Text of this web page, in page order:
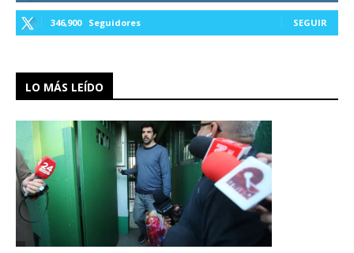
346,900 Seguidores SEGUIR
LO MÁS LEÍDO